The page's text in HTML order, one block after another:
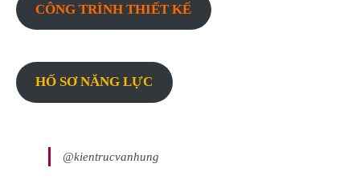
CÔNG TRÌNH THIẾT KẾ
HỐ SƠ NĂNG LỰC
@kientrucvanhung